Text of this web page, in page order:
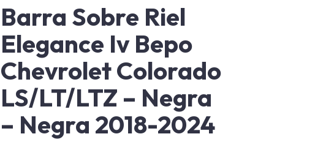
Barra Sobre Riel
Elegance Iv Bepo
Chevrolet Colorado
LS/LT/LTZ – Negra
– Negra 2018-2024